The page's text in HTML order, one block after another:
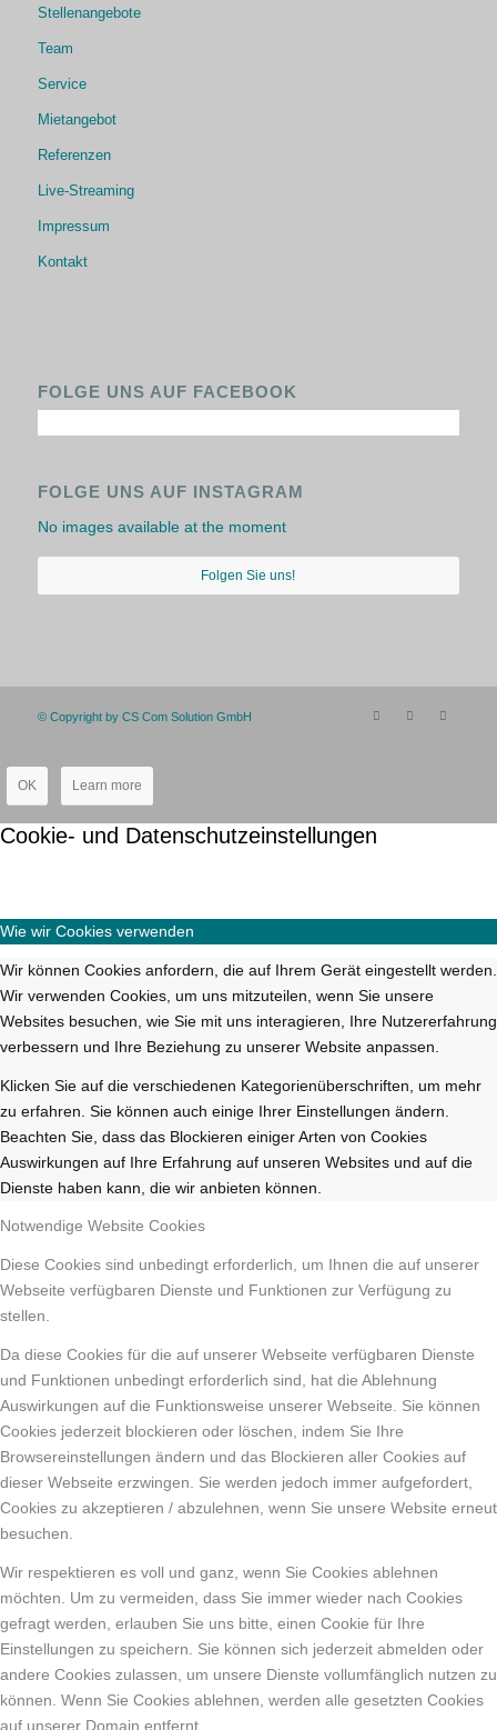
Stellenangebote
Team
Service
Mietangebot
Referenzen
Live-Streaming
Impressum
Kontakt
FOLGE UNS AUF FACEBOOK
FOLGE UNS AUF INSTAGRAM
No images available at the moment
Folgen Sie uns!
© Copyright by CS Com Solution GmbH
OK Learn more
Cookie- und Datenschutzeinstellungen
Wie wir Cookies verwenden
Wir können Cookies anfordern, die auf Ihrem Gerät eingestellt werden.
Wir verwenden Cookies, um uns mitzuteilen, wenn Sie unsere
Websites besuchen, wie Sie mit uns interagieren, Ihre Nutzererfahrung
verbessern und Ihre Beziehung zu unserer Website anpassen.
Klicken Sie auf die verschiedenen Kategorienüberschriften, um mehr
zu erfahren. Sie können auch einige Ihrer Einstellungen ändern.
Beachten Sie, dass das Blockieren einiger Arten von Cookies
Auswirkungen auf Ihre Erfahrung auf unseren Websites und auf die
Dienste haben kann, die wir anbieten können.
Notwendige Website Cookies
Diese Cookies sind unbedingt erforderlich, um Ihnen die auf unserer
Webseite verfügbaren Dienste und Funktionen zur Verfügung zu
stellen.
Da diese Cookies für die auf unserer Webseite verfügbaren Dienste
und Funktionen unbedingt erforderlich sind, hat die Ablehnung
Auswirkungen auf die Funktionsweise unserer Webseite. Sie können
Cookies jederzeit blockieren oder löschen, indem Sie Ihre
Browsereinstellungen ändern und das Blockieren aller Cookies auf
dieser Webseite erzwingen. Sie werden jedoch immer aufgefordert,
Cookies zu akzeptieren / abzulehnen, wenn Sie unsere Website erneut
besuchen.
Wir respektieren es voll und ganz, wenn Sie Cookies ablehnen
möchten. Um zu vermeiden, dass Sie immer wieder nach Cookies
gefragt werden, erlauben Sie uns bitte, einen Cookie für Ihre
Einstellungen zu speichern. Sie können sich jederzeit abmelden oder
andere Cookies zulassen, um unsere Dienste vollumfänglich nutzen zu
können. Wenn Sie Cookies ablehnen, werden alle gesetzten Cookies
auf unserer Domain entfernt.